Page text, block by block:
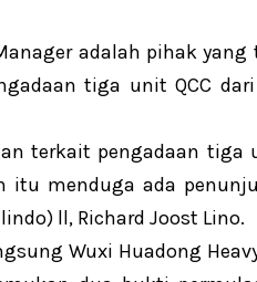
adalah pihak
tiga unit QCC
terkait pengadaan tiga
itu menduga ada
ll, Richard Joost Lino.
Wuxi Huadong